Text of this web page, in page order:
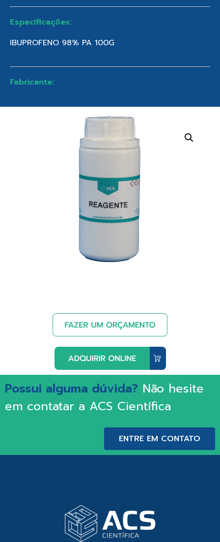
Especificações:
IBUPROFENO 98% PA 100G
Fabricante:
Possui alguma dúvida? Não hesite
em contatar a ACS Científica
ENTRE EM CONTATO